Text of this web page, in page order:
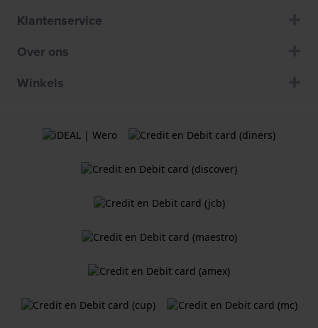
Klantenservice
Over ons
Winkels